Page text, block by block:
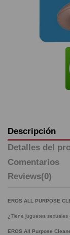
Descripción
Detalles del
Comentarios
Reviews(0)
EROS ALL PURPOSE
¿Tiene juguetes
EROS All Purpose